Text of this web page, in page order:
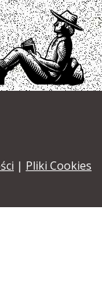
| Pliki Cookies